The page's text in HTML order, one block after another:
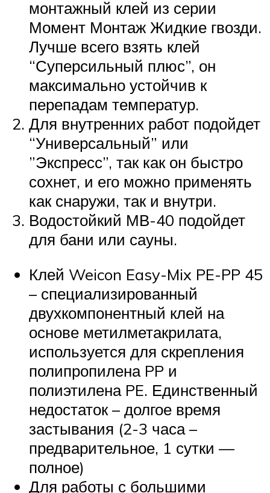
монтажный клей из серии
Момент Монтаж Жидкие гвозди.
Лучше всего взять клей
“Суперсильный плюс”, он
максимально устойчив к
перепадам температур.
Для внутренних работ подойдет
“Универсальный” или
”Экспресс”, так как он быстро
сохнет, и его можно применять
как снаружи, так и внутри.
Водостойкий МВ-40 подойдет
для бани или сауны.
Клей Weicon Easy-Mix PE-PP 45
– специализированный
двухкомпонентный клей на
основе метилметакрилата,
используется для скрепления
полипропилена PP и
полиэтилена PE. Единственный
недостаток – долгое время
застывания (2-3 часа –
предварительное, 1 сутки —
полное)
Для работы с большими